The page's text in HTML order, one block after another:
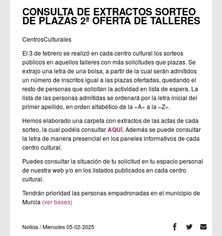
CONSULTA DE EXTRACTOS SORTEO
DE PLAZAS 2ª OFERTA DE TALLERES
CentrosCulturales
El 3 de febrero se realizó en cada centro cultural los sorteos
públicos en aquellos talleres con más solicitudes que plazas. Se
extrajo una letra de una bolsa, a partir de la cual serán admitidos
un número de inscritos igual a las plazas ofertadas, quedando el
resto de personas que solicitan la actividad en lista de espera. La
lista de las personas admitidas se ordenará por la letra inicial del
primer apellido, en orden alfabético de la «A» a la «Z».
Hemos elaborado una carpeta con extractos de las actas de cada
sorteo, la cual podéis consultarAQUÍ.Además se puede consultar
la letra de manera presencial en los paneles informativos de cada
centro cultural.
Puedes consultar la situación de tu solicitud en tu espacio personal
de nuestra web y/o en los listados publicados en cada centro
cultural.
Tendrán prioridad las personas empadronadas en el municipio de
Murcia (ver bases)
Noticia / Miercoles 05-02-2025